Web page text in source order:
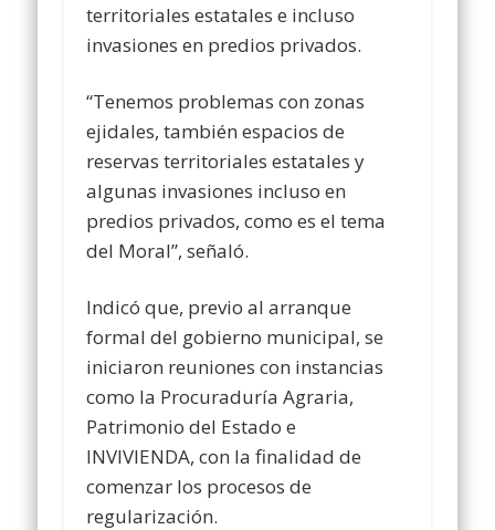
territoriales estatales e incluso
invasiones en predios privados.
“Tenemos problemas con zonas
ejidales, también espacios de
reservas territoriales estatales y
algunas invasiones incluso en
predios privados, como es el tema
del Moral”, señaló.
Indicó que, previo al arranque
formal del gobierno municipal, se
iniciaron reuniones con instancias
como la Procuraduría Agraria,
Patrimonio del Estado e
INVIVIENDA, con la finalidad de
comenzar los procesos de
regularización.